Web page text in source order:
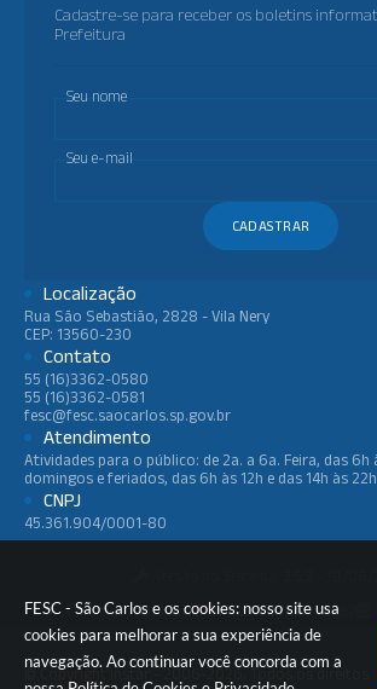
FESC - São Carlos e os cookies: nosso site usa
cookies para melhorar a sua experiência de
navegação. Ao continuar você concorda com a
Cadastre-se para receber os boletins
Prefeitura
Seu nome
Seu e-mail
CADASTRAR
Localização
Rua São Sebastião, 2828 - Vila Nery
CEP: 13560-230
Contato
55 (16)3362-0580
55 (16)3362-0581
fesc@fesc.saocarlos.sp.gov.br
Atendimento
Atividades para o público: de 2a. a 6a. Feira, das 6h
domingos e feriados, das 6h às 12h e das 14h às
CNPJ
45.361.904/0001-80
Portal atualizado em:05/08/2026 16:57
© Copyright Instar - 2006-2026. Todos os direitos